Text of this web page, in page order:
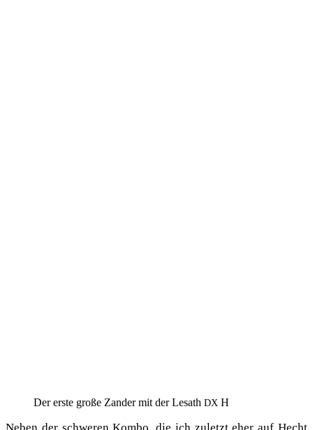
Der ers­te gro­ße Zan­der mit der Lesath DX H
Neben der schwe­ren Kom­bo, die ich zuletzt eher auf Hecht